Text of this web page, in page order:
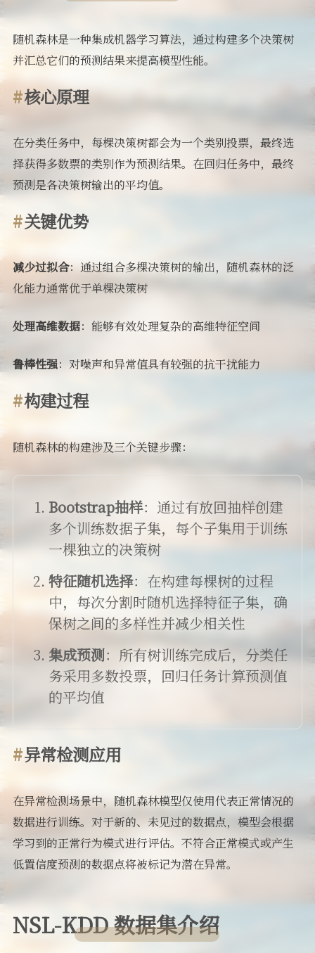
随机森林是一种集成机器学习算法，通过构建多个决策树
并汇总它们的预测结果来提高模型性能。
核心原理
在分类任务中，每棵决策树都会为一个类别投票，最终选
择获得多数票的类别作为预测结果。在回归任务中，最终
预测是各决策树输出的平均值。
关键优势
减少过拟合：通过组合多棵决策树的输出，随机森林的泛
化能力通常优于单棵决策树
处理高维数据：能够有效处理复杂的高维特征空间
鲁棒性强：对噪声和异常值具有较强的抗干扰能力
构建过程
随机森林的构建涉及三个关键步骤：
Bootstrap抽样：通过有放回抽样创建
多个训练数据子集，每个子集用于训练
一棵独立的决策树
特征随机选择：在构建每棵树的过程
中，每次分割时随机选择特征子集，确
保树之间的多样性并减少相关性
集成预测：所有树训练完成后，分类任
务采用多数投票，回归任务计算预测值
的平均值
异常检测应用
在异常检测场景中，随机森林模型仅使用代表正常情况的
数据进行训练。对于新的、未见过的数据点，模型会根据
学习到的正常行为模式进行评估。不符合正常模式或产生
低置信度预测的数据点将被标记为潜在异常。
NSL-KDD 数据集介绍